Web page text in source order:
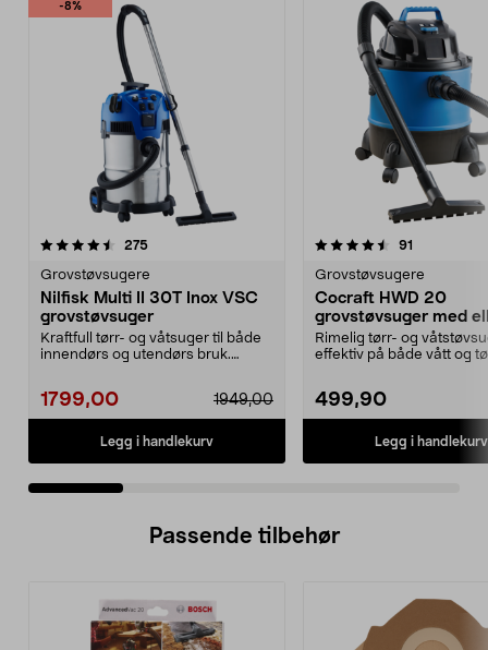
-8%
275anmeldelser
Grovstøvsugere
Nilfisk Multi II 30T Inox VSC
grovstøvsuger
Kraftfull tørr- og våtsuger til både
innendørs og utendørs bruk.
1799,00 1949,00
Legg i handlekurv
4.5 av 5 stjerner 91
Grovstøvsugere
Cocraft HWD 20
grovstøvsuger med
pose
Rimelig tørr- og
effektiv på både vått og
499,90
Legg i handlekurv
4.0 av 5 stjerner
Passende tilbehør